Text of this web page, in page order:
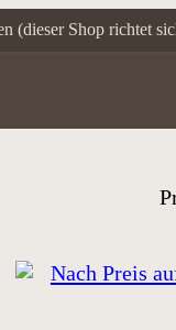
(dieser Shop richtet